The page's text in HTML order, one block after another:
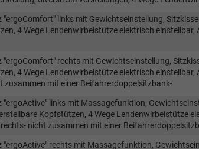
"ergoComfort" links mit Gewichtseinstellung,
4 Wege Lendenwirbelstütze elektrisch
"ergoComfort" rechts mit Gewichtseinstellung,
4 Wege Lendenwirbelstütze elektrisch
zusammen mit einer Beifahrerdoppelsitzbank-
"ergoActive" links mit Massagefunktion,
Kopfstützen, 4 Wege Lendenwirbelstütze
nicht zusammen mit einer
"ergoActive" rechts mit Massagefunktion,